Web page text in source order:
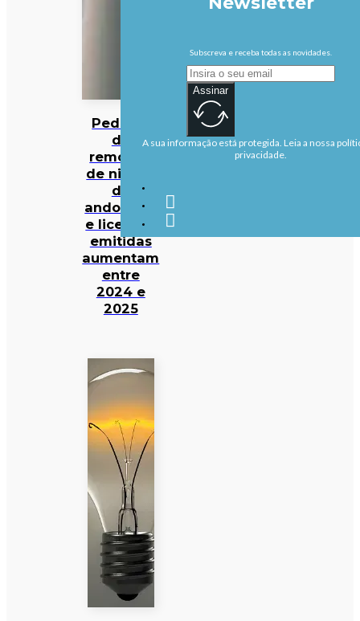
Pedidos
de
remoção
de ninhos
de
andorinha
e licenças
emitidas
aumentam
entre
2024 e
2025
Subscreva e receba todas as novidades.
Assinar
A sua informação está protegida. Leia a nossa
privacidade.